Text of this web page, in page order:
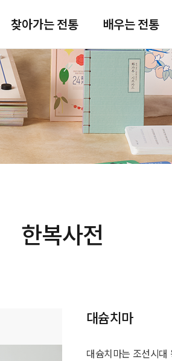
찾아가는 전통 배우는 전통
한복사전
대슘치마
대슘치마는 조선시